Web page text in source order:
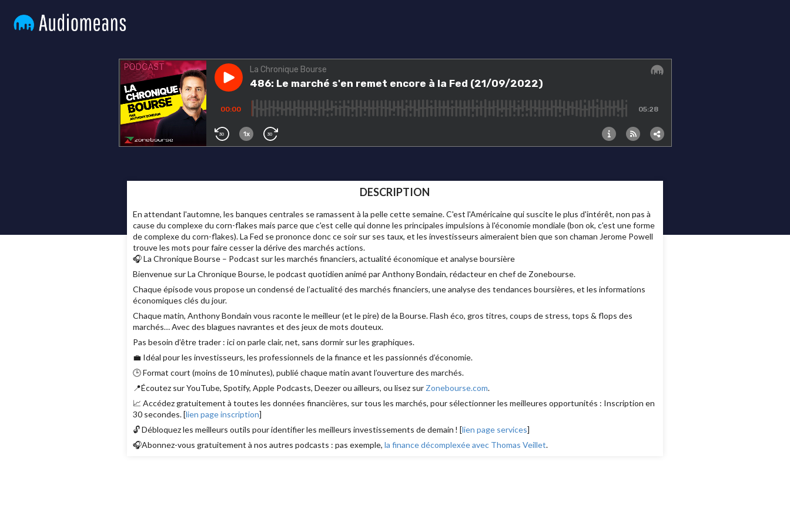
DESCRIPTION
En attendant l'automne, les banques centrales se ramassent à la pelle cette semaine. C'est l'Américaine qui suscite le plus d'intérêt, non pas à
cause du complexe du corn-flakes mais parce que c'est celle qui donne les principales impulsions à l'économie mondiale (bon ok, c'est une forme
de complexe du corn-flakes). La Fed se prononce donc ce soir sur ses taux, et les investisseurs aimeraient bien que son chaman Jerome Powell
trouve les mots pour faire cesser la dérive des marchés actions.
🎧 La Chronique Bourse – Podcast sur les marchés financiers, actualité économique et analyse boursière
Bienvenue sur La Chronique Bourse, le podcast quotidien animé par Anthony Bondain, rédacteur en chef de Zonebourse.
Chaque épisode vous propose un condensé de l’actualité des marchés financiers, une analyse des tendances boursières, et les informations
économiques clés du jour.
Chaque matin, Anthony Bondain vous raconte le meilleur (et le pire) de la Bourse. Flash éco, gros titres, coups de stress, tops & flops des
marchés… Avec des blagues navrantes et des jeux de mots douteux.
Pas besoin d’être trader : ici on parle clair, net, sans dormir sur les graphiques.
💼 Idéal pour les investisseurs, les professionnels de la finance et les passionnés d’économie.
🕒 Format court (moins de 10 minutes), publié chaque matin avant l’ouverture des marchés.
📍Écoutez sur YouTube, Spotify, Apple Podcasts, Deezer ou ailleurs, ou lisez sur Zonebourse.com.
📈 Accédez gratuitement à toutes les données financières, sur tous les marchés, pour sélectionner les meilleures opportunités : Inscription en
30 secondes. [lien page inscription]
🔓 Débloquez les meilleurs outils pour identifier les meilleurs investissements de demain ! [lien page services]
🎧Abonnez-vous gratuitement à nos autres podcasts : pas exemple, la finance décomplexée avec Thomas Veillet.